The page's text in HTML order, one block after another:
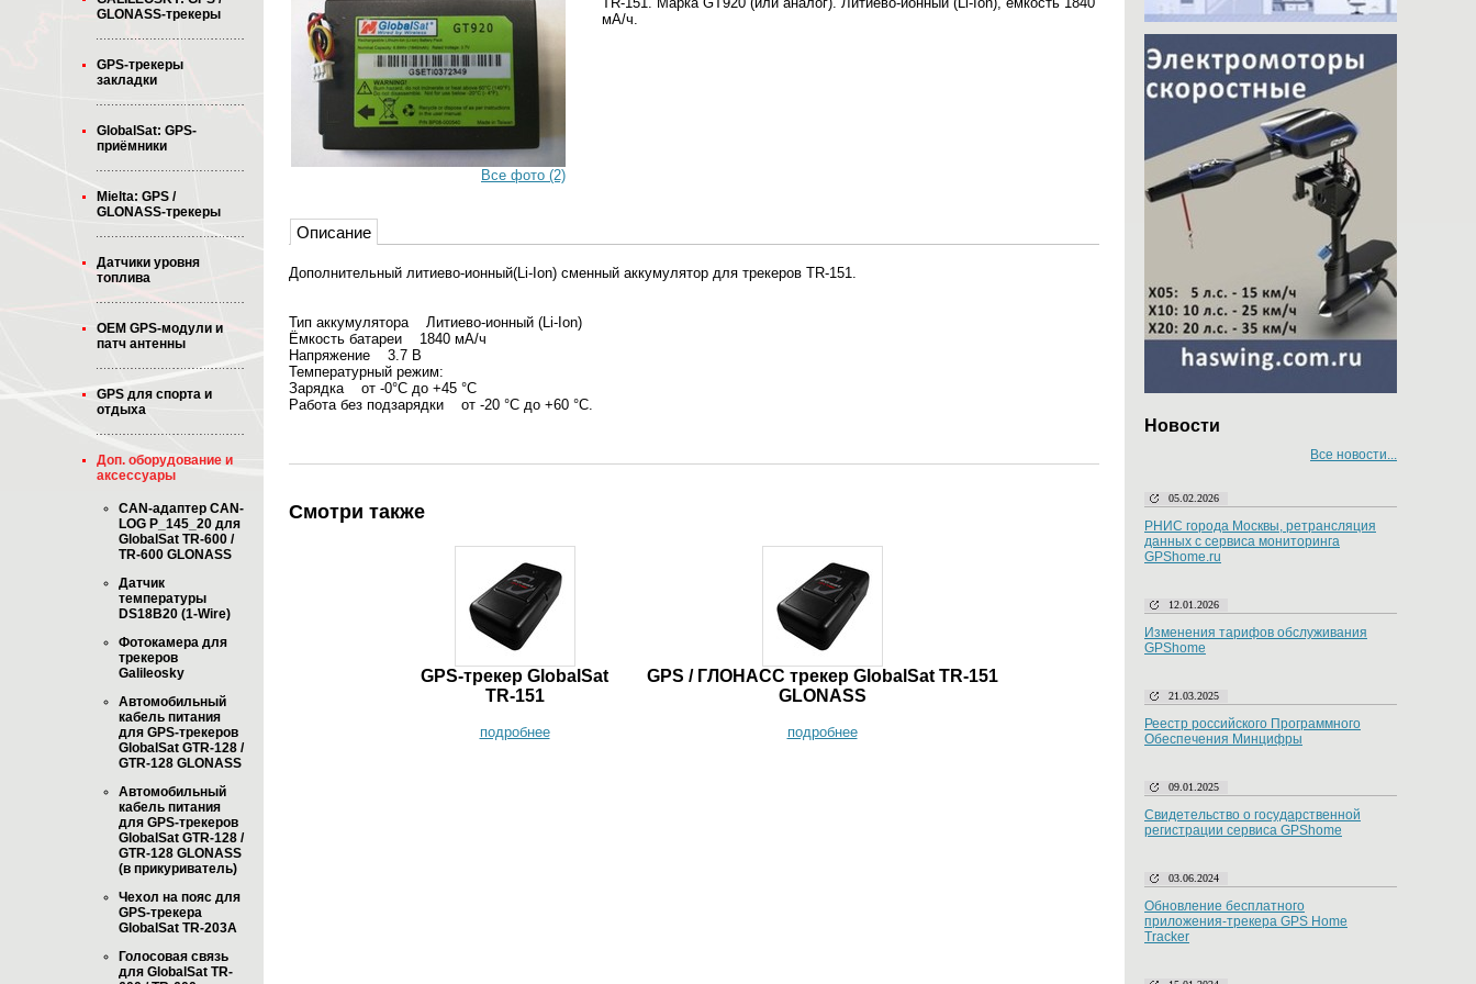
GLONASS-трекеры
GPS-трекеры
закладки
GlobalSat: GPS-
приёмники
Mielta: GPS /
GLONASS-трекеры
Датчики уровня
топлива
OEM GPS-модули и
патч антенны
GPS для спорта и
отдыха
Доп. оборудование и
аксессуары
CAN-адаптер CAN-
LOG P_145_20 для
GlobalSat TR-600 /
TR-600 GLONASS
Датчик
температуры
DS18B20 (1-Wire)
Фотокамера для
трекеров
Galileosky
Автомобильный
кабель питания
для GPS-трекеров
GlobalSat GTR-128 /
GTR-128 GLONASS
Автомобильный
кабель питания
для GPS-трекеров
GlobalSat GTR-128 /
GTR-128 GLONASS
(в прикуриватель)
Чехол на пояс для
GPS-трекера
GlobalSat TR-203A
Голосовая связь
для GlobalSat TR-
Все фото (2)
мА/ч.
Описание
Дополнительный литиево-ионный(Li-Ion) сменный аккумулятор для трекеров TR-151.
Тип аккумулятора Литиево-ионный (Li-Ion)
Ёмкость батареи 1840 мА/ч
Напряжение 3.7 В
Температурный режим:
Зарядка от -0°С до +45 °С
Работа без подзарядки от -20 °С до +60 °С.
Смотри также
GPS-трекер GlobalSat
TR-151
подробнее
GPS / ГЛОНАСС трекер GlobalSat TR-151
GLONASS
подробнее
Новости
Все новости...
05.02.2026
РНИС города Москвы, ретрансляция
данных с сервиса мониторинга
GPShome.ru
12.01.2026
Изменения тарифов обслуживания
GPShome
21.03.2025
Реестр российского Программного
Обеспечения Минцифры
09.01.2025
Свидетельство о государственной
регистрации сервиса GPShome
03.06.2024
Обновление бесплатного
приложения-трекера GPS Home
Tracker